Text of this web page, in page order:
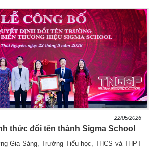
22/05/2026
thức đổi tên thành Sigma School
Gia Sàng, Trường Tiểu học, THCS và THPT